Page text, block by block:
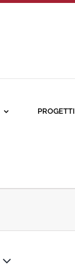
PROGETTI